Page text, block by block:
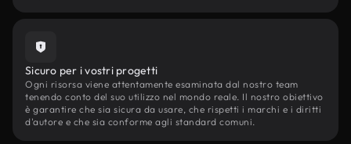
Sicuro per i vostri progetti
Ogni risorsa viene attentamente esaminata dal nostro team
tenendo conto del suo utilizzo nel mondo reale. Il nostro obiettivo
è garantire che sia sicura da usare, che rispetti i marchi e i diritti
d'autore e che sia conforme agli standard comuni.